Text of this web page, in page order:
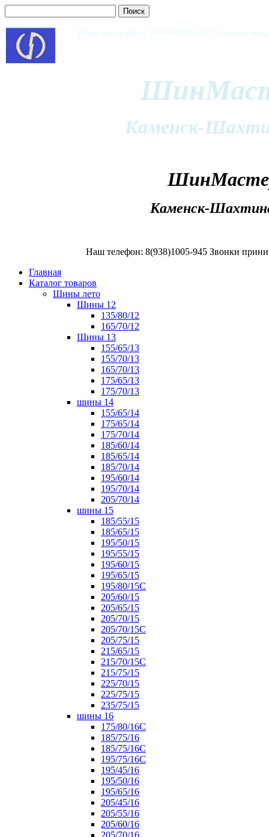
Наш телефон: (938)1005-945 Звонки
Каменск-
Каменск-
Наш телефон: 8(938)1005-945 Звонки
Главная
Каталог товаров
Шины лето
Шины 12
135/80/12
165/70/12
Шины 13
155/65/13
155/70/13
165/70/13
175/65/13
175/70/13
шины 14
155/65/14
175/65/14
175/70/14
185/60/14
185/65/14
185/70/14
195/60/14
195/70/14
205/70/14
шины 15
185/55/15
185/65/15
195/50/15
195/55/15
195/60/15
195/65/15
195/80/15С
205/60/15
205/65/15
205/70/15
205/70/15С
205/75/15
215/65/15
215/70/15C
215/75/15
225/70/15
225/75/15
235/75/15
шины 16
175/80/16С
185/75/16
185/75/16С
195/75/16С
195/45/16
195/50/16
195/65/16
205/45/16
205/55/16
205/60/16
205/70/16